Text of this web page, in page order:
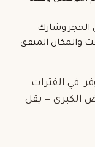
الحجز وشارك
والمكان المتفق
في الفترات
الكبرى — يقل